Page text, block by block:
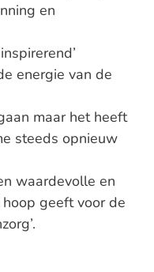
en
energie van de
maar het heeft
steeds opnieuw
waardevolle en
geeft voor de